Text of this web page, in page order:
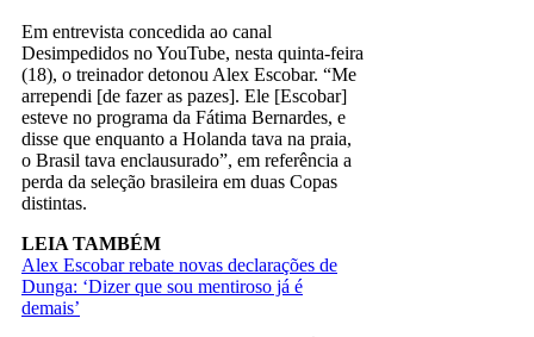
Em entrevista concedida ao canal
Desimpedidos no YouTube, nesta quinta-feira
(18), o treinador detonou Alex Escobar. “Me
arrependi [de fazer as pazes]. Ele [Escobar]
esteve no programa da Fátima Bernardes, e
disse que enquanto a Holanda tava na praia,
o Brasil tava enclausurado”, em referência a
perda da seleção brasileira em duas Copas
distintas.
LEIA TAMBÉM
Alex Escobar rebate novas declarações de
Dunga: ‘Dizer que sou mentiroso já é
demais’